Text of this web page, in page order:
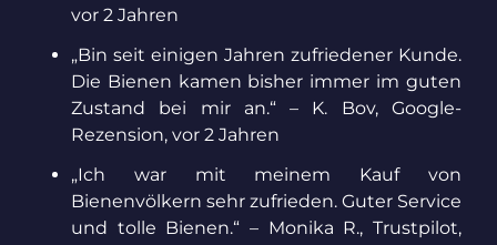
vor 2 Jahren
„Bin seit einigen Jahren zufriedener Kunde.
Die Bienen kamen bisher immer im guten
Zustand bei mir an.“ – K. Bov, Google-
Rezension, vor 2 Jahren
„Ich war mit meinem Kauf von
Bienenvölkern sehr zufrieden. Guter Service
und tolle Bienen.“ – Monika R., Trustpilot,